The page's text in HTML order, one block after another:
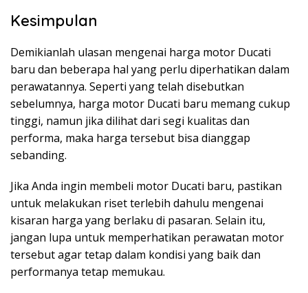
Kesimpulan
Demikianlah ulasan mengenai harga motor Ducati
baru dan beberapa hal yang perlu diperhatikan dalam
perawatannya. Seperti yang telah disebutkan
sebelumnya, harga motor Ducati baru memang cukup
tinggi, namun jika dilihat dari segi kualitas dan
performa, maka harga tersebut bisa dianggap
sebanding.
Jika Anda ingin membeli motor Ducati baru, pastikan
untuk melakukan riset terlebih dahulu mengenai
kisaran harga yang berlaku di pasaran. Selain itu,
jangan lupa untuk memperhatikan perawatan motor
tersebut agar tetap dalam kondisi yang baik dan
performanya tetap memukau.